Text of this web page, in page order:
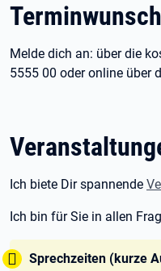
Melde dich an: über die
5555 00 oder online über
Ich biete Dir spannende
Ich bin für Sie in allen
Tipp:
Sprechzeiten (kurze